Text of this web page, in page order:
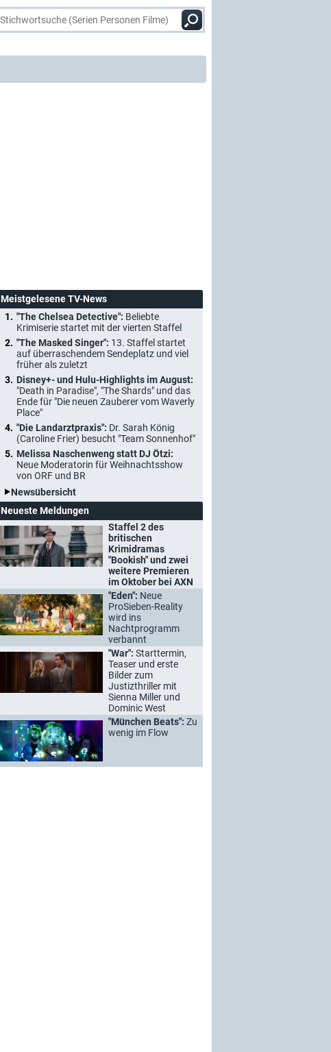
Meistgelesene TV-News
"The Chelsea Detective": Beliebte
Krimiserie startet mit der vierten Staffel
"The Masked Singer": 13. Staffel startet
auf überraschendem Sendeplatz und viel
früher als zuletzt
Disney+- und Hulu-Highlights im August:
"Death in Paradise", "The Shards" und das
Ende für "Die neuen Zauberer vom Waverly
Place"
"Die Landarztpraxis": Dr. Sarah König
(Caroline Frier) besucht "Team Sonnenhof"
Melissa Naschenweng statt DJ Ötzi:
Neue Moderatorin für Weihnachtsshow
von ORF und BR
Newsübersicht
Neueste Meldungen
Staffel 2 des
britischen
Krimidramas
"Bookish" und zwei
weitere Premieren
im Oktober bei AXN
"Eden": Neue
ProSieben-Reality
wird ins
Nachtprogramm
verbannt
"War": Starttermin,
Teaser und erste
Bilder zum
Justizthriller mit
Sienna Miller und
Dominic West
"München Beats": Zu
wenig im Flow